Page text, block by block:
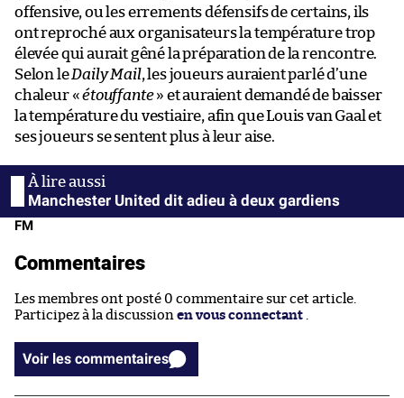
offensive, ou les errements défensifs de certains, ils
ont reproché aux organisateurs la température trop
élevée qui aurait gêné la préparation de la rencontre.
Selon leDaily Mail, les joueurs auraient parlé d’une
chaleur «étouffante» et auraient demandé de baisser
la température du vestiaire, afin que Louis van Gaal et
ses joueurs se sentent plus à leur aise.
Manchester United dit adieu à deux gardiens
FM
Commentaires
Les membres ont posté 0 commentaire sur cet article.
Participez à la discussion en vous connectant
Voir les commentaires